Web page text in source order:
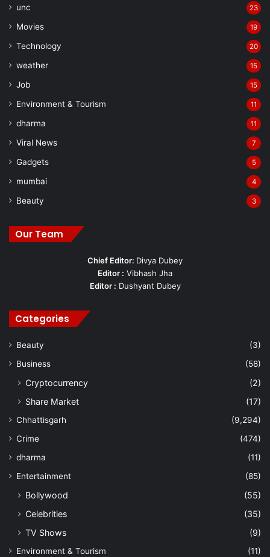
unc 23
Movies 19
Technology 20
weather 15
Job 15
Environment & Tourism 11
dharma 11
Viral News 7
Gadgets 5
mumbai 4
Beauty 3
Our Team
Chief Editor: Divya Dubey
Editor : Vibhash Jha
Editor : Dushyant Dubey
Categories
Beauty
(3)
Business
(58)
Cryptocurrency
(2)
Share Market
(17)
Chhattisgarh
(9,294)
Crime
(474)
dharma
(11)
Entertainment
(85)
Bollywood
(55)
Celebrities
(35)
TV Shows
(9)
Environment & Tourism
(11)